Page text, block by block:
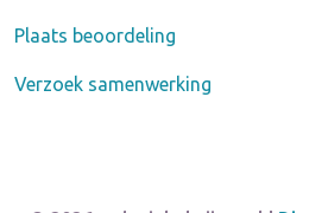
Plaats beoordeling
Verzoek samenwerking